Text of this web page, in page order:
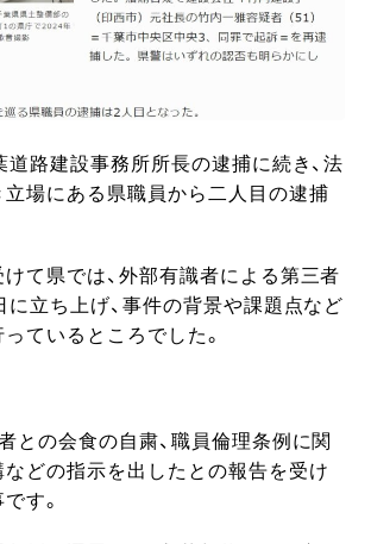
路建設事務所所長の逮捕に続き、法
場にある県職員から二人目の逮捕
て県では、外部有識者による第三者
立ち上げ、事件の背景や課題点など
ているところでした。
との会食の自粛、職員倫理条例に関
どの指示を出したとの報告を受け
す。